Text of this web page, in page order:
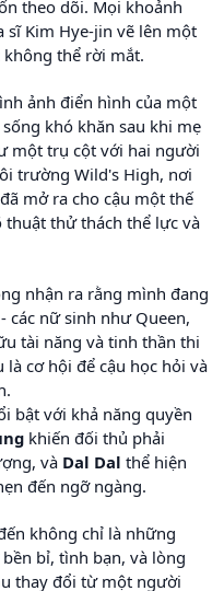
theo dõi. Mọi khoảnh
sĩ Kim Hye-jin vẽ lên một
thể rời mắt.
ảnh điển hình của một
khó khăn sau khi mẹ
một trụ cột với hai người
trường Wild's High, nơi
mở ra cho cậu một thế
thử thách thể lực và
nhận ra rằng mình đang
nữ sinh như Queen,
tài năng và tinh thần thi
cơ hội để cậu học hỏi và
bật với khả năng quyền
khiến đối thủ phải
và Dal Dal thể hiện
đến ngỡ ngàng.
không chỉ là những
bỉ, tình bạn, và lòng
thay đổi từ một người